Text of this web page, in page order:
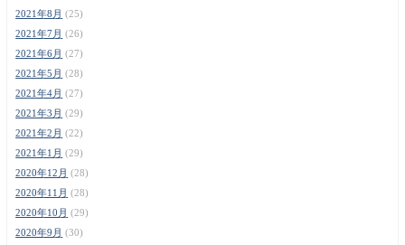
2021年8月 (25)
2021年7月 (26)
2021年6月 (27)
2021年5月 (28)
2021年4月 (27)
2021年3月 (29)
2021年2月 (22)
2021年1月 (29)
2020年12月 (28)
2020年11月 (28)
2020年10月 (29)
2020年9月 (30)